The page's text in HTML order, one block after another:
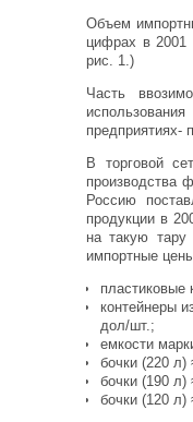
Объем
цифрах в 2001
рис. 1.)
Часть
предприятиях-
В торговой
производства
Россию
продукции в
на такую
импортные
пластиковые
контейнеры
дол/шт.;
емкости
бочки (220
бочки (190
бочки (120